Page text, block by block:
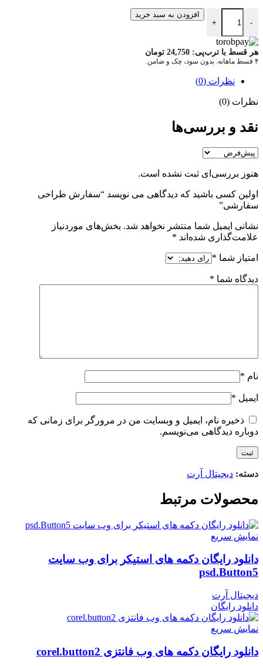
-
سفارش طراحی سفارشی عدد
+
افزودن به سبد خرید
هر قسط با ترب‌پی: 24,750 تومان
۴ قسط ماهانه. بدون سود، چک و ضامن.
نظرات (0)
نظرات (0)
نقد و بررسی‌ها
هنوز بررسی‌ای ثبت نشده است.
اولین کسی باشید که دیدگاهی می نویسد “سفارش طراحی
سفارشی”
نشانی ایمیل شما منتشر نخواهد شد. بخش‌های موردنیاز
علامت‌گذاری شده‌اند *
امتیاز شما *
دیدگاه شما *
نام *
ایمیل *
ذخیره نام، ایمیل و وبسایت من در مرورگر برای زمانی که
دوباره دیدگاهی می‌نویسم.
دسته: دیجیتال آرت
محصولات مرتبط
نمایش سریع
دانلود رایگان دکمه های استیکر برای وب سایت
psd.Button5
دیجیتال آرت
دانلود رایگان
نمایش سریع
دانلود رایگان دکمه های وب فانتزی corel.button2